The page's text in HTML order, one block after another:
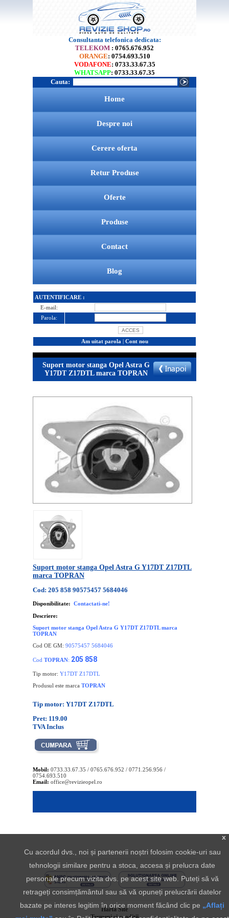
Consultanta telefonica dedicata:
TELEKOM : 0765.676.952
ORANGE: 0754.693.510
VODAFONE: 0733.33.67.35
WHATSAPP: 0733.33.67.35
Cauta:
Home
Despre noi
Cerere oferta
Retur Produse
Oferte
Produse
Contact
Blog
AUTENTIFICARE :
E-mail:
Parola:
Am uitat parola | Cont nou
Suport motor stanga Opel Astra G
Y17DT Z17DTL marca TOPRAN
Suport motor stanga Opel Astra G Y17DT Z17DTL
marca TOPRAN
Cod: 205 858 90575457 5684046
Disponibilitate: Contactati-ne!
Descriere:
Suport motor stanga Opel Astra G Y17DT Z17DTL marca
TOPRAN
Cod OE GM: 90575457 5684046
Cod TOPRAN: 205 858
Tip motor: Y17DT Z17DTL
Produsul este marca TOPRAN
Tip motor: Y17DT Z17DTL
Pret: 119.00
TVA Inclus
Mobil: 0733.33.67.35 / 0765.676.952 / 0771.256.956 /
0754.693.510
Email: office@revizieopel.ro
Harta Site
x
Cu acordul dvs., noi și partenerii noștri folosim cookie-uri sau
tehnologii similare pentru a stoca, accesa și prelucra date
personale precum vizita dvs. pe acest site web. Puteți să vă
retrageți consimțământul sau să vă opuneți prelucrării datelor
bazate pe interes legitim în orice moment făcând clic pe „Aflați